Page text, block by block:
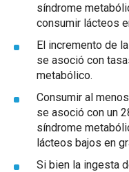
síndrome
consumir lácteos
El incremento de
se asoció con
metabólico.
Consumir al
se asoció con un
síndrome
lácteos bajos en
Si bien la ingesta